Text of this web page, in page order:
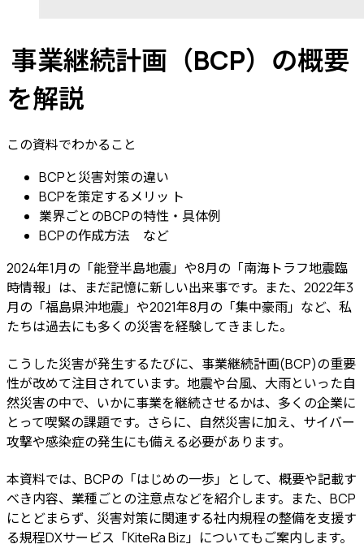
事業継続計画（BCP）の概要
を解説
この資料でわかること
BCPと災害対策の違い
BCPを策定するメリッ ト
業界ごとのBCPの特性・具体例
BCPの作成方法 など
2024年1月の「能登半島地震」や8月の「南海トラフ地震臨
時情報」は、まだ記憶に新しい出来事です。また、2022年3
月の「福島県沖地震」や2021年8月の「集中豪雨」など、私
たちは過去にも多くの災害を経験してきました。
こうした災害が発生するたびに、事業継続計画(BCP)の重要
性が改めて注目されています。地震や台風、大雨といった自
然災害の中で、いかに事業を継続させるかは、多くの企業に
とって喫緊の課題です。さらに、自然災害に加え、サイバー
攻撃や感染症の発生にも備える必要があります。
本資料では、BCPの「はじめの一歩」として、概要や記載す
べき内容、業種ごとの注意点などを紹介します。また、BCP
にとどまらず、災害対策に関連する社内規程の整備を支援す
る規程DXサービス「KiteRa Biz」についてもご案内します。